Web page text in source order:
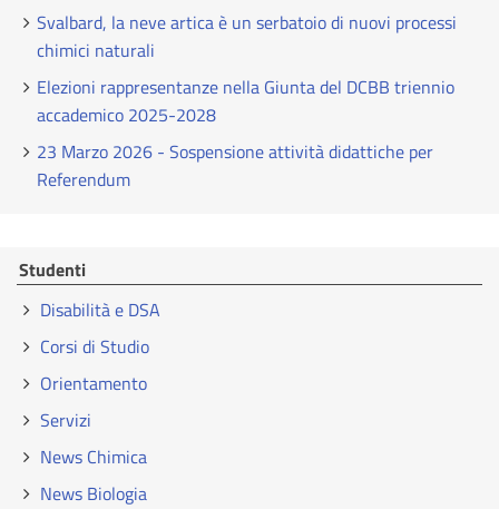
Svalbard, la neve artica è un serbatoio di nuovi processi
chimici naturali
Elezioni rappresentanze nella Giunta del DCBB triennio
accademico 2025-2028
23 Marzo 2026 - Sospensione attività didattiche per
Referendum
Studenti
Disabilità e DSA
Corsi di Studio
Orientamento
Servizi
News Chimica
News Biologia